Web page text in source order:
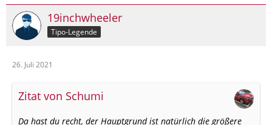
19inchwheeler
Tipo-Legende
26. Juli 2021
Zitat von Schumi
Da hast du recht, der Hauptgrund ist natürlich die größere